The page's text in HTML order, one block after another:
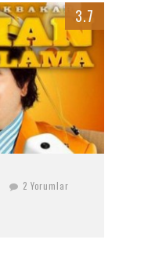
3.7
2 Yorumlar